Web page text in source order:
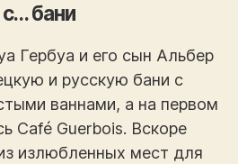
бани
Гербуа и его сын Альбер
и русскую бани с
ваннами, а на первом
Café Guerbois. Вскоре
излюбленных мест для